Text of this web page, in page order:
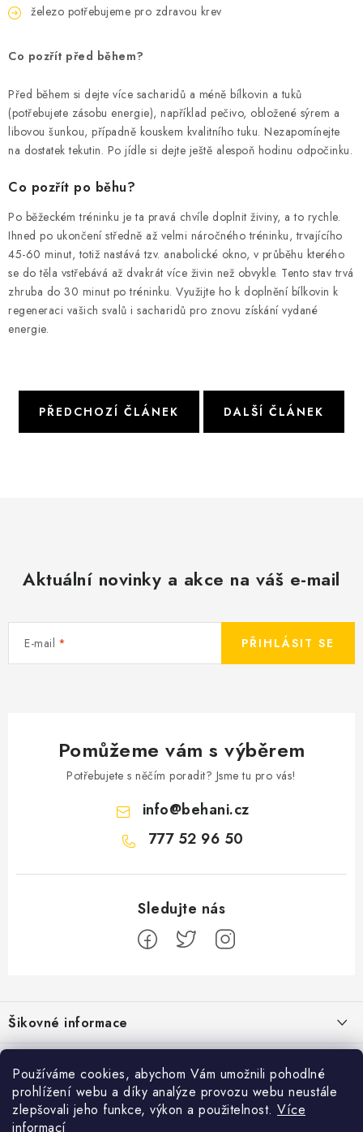
Používáme cookies, abychom Vám umožnili pohodlné
prohlížení webu a díky analýze provozu webu neustále
zlepšovali jeho funkce, výkon a použitelnost. Více
informací
železo potřebujeme pro zdravou krev
Co pozřít před během?
Před během si dejte více sacharidů a méně bílkovin a tuků
(potřebujete zásobu energie), například pečivo, obložené sýrem a
libovou šunkou, případně kouskem kvalitního tuku. Nezapomínejte
na dostatek tekutin. Po jídle si dejte ještě alespoň hodinu odpočinku.
Co pozřít po běhu?
Po běžeckém tréninku je ta pravá chvíle doplnit živiny, a to rychle.
Ihned po ukončení středně až velmi náročného tréninku, trvajícího
45-60 minut, totiž nastává tzv. anabolické okno, v průběhu kterého
se do těla vstřebává až dvakrát více živin než obvykle. Tento stav trvá
zhruba do 30 minut po tréninku. Využijte ho k doplnění bílkovin k
regeneraci vašich svalů i sacharidů pro znovu získání vydané
energie.
PŘEDCHOZÍ ČLÁNEK DALŠÍ ČLÁNEK
Aktuální novinky a akce na váš e-mail
E-mail PŘIHLÁSIT SE
Pomůžeme vám s výběrem
Potřebujete s něčím poradit? Jsme tu pro vás!
info@behani.cz
777 52 96 50
á
p
a
Šikovné informace
Ceník dopravy
Moje objednávka
Jak vyměnit nebo vrátit zboží
Běžecké zajímavosti
Bolest holeně nemusí znamenat zánět okostice
Přijímáme online platby